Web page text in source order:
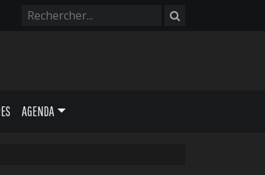
AGENDA